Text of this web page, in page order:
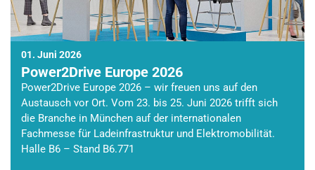
01. Juni 2026
Power2Drive Europe 2026
Power2Drive Europe 2026 – wir freuen uns auf den
Austausch vor Ort. Vom 23. bis 25. Juni 2026 trifft sich
die Branche in München auf der internationalen
Fachmesse für Ladeinfrastruktur und Elektromobilität.
Halle B6 – Stand B6.771